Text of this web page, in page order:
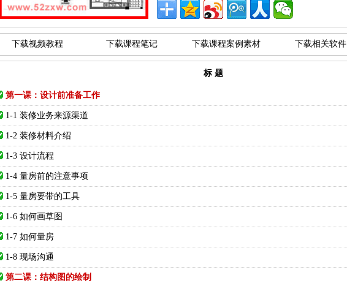
下载视频教程 下载课程笔记 下载课程案例素材 下载相关软件
标 题
第一课：设计前准备工作
1-1 装修业务来源渠道
1-2 装修材料介绍
1-3 设计流程
1-4 量房前的注意事项
1-5 量房要带的工具
1-6 如何画草图
1-7 如何量房
1-8 现场沟通
第二课：结构图的绘制